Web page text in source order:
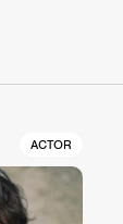
ACTOR